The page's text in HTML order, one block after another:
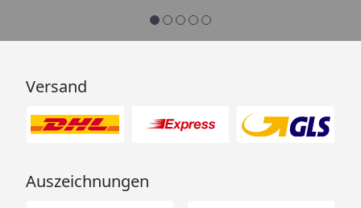
Versand
Auszeichnungen